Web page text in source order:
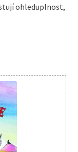
ohleduplnost,